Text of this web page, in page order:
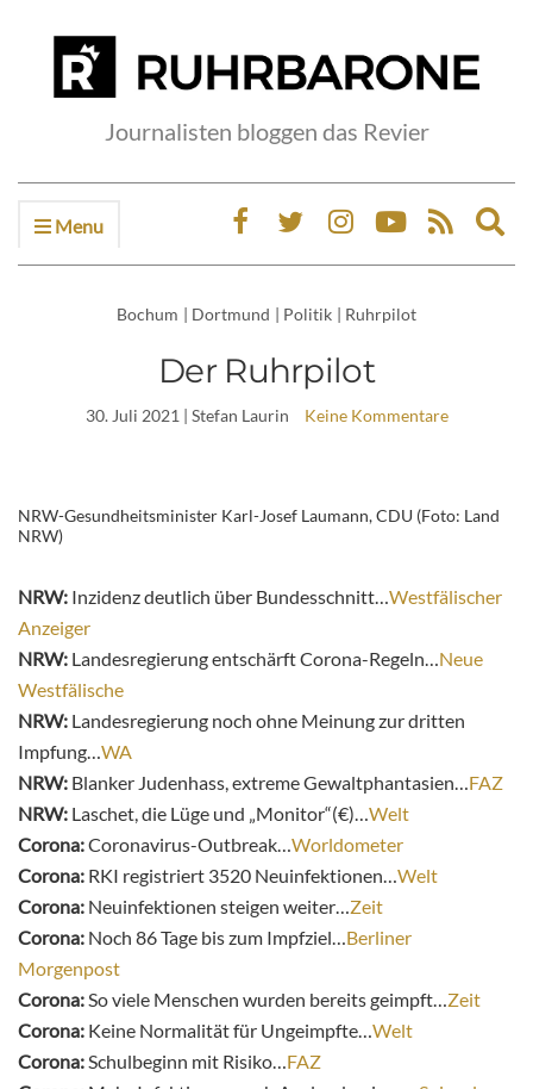
Journalisten bloggen das Revier
Menu
Bochum | Dortmund | Politik | Ruhrpilot
Der Ruhrpilot
30. Juli 2021 | Stefan Laurin Keine Kommentare
NRW-Gesundheitsminister Karl-Josef Laumann, CDU (Foto: Land
NRW)
NRW: Inzidenz deutlich über Bundesschnitt…Westfälischer
Anzeiger
NRW: Landesregierung entschärft Corona-Regeln…Neue
Westfälische
NRW: Landesregierung noch ohne Meinung zur dritten
Impfung…WA
NRW: Blanker Judenhass, extreme Gewaltphantasien…FAZ
NRW: Laschet, die Lüge und „Monitor“(€)…Welt
Corona:Coronavirus-Outbreak…Worldometer
Corona: RKI registriert 3520 Neuinfektionen…Welt
Corona: Neuinfektionen steigen weiter…Zeit
Corona: Noch 86 Tage bis zum Impfziel…Berliner
Morgenpost
Corona:So viele Menschen wurden bereits geimpft…Zeit
Corona: Keine Normalität für Ungeimpfte…Welt
Corona:Schulbeginn mit Risiko…FAZ